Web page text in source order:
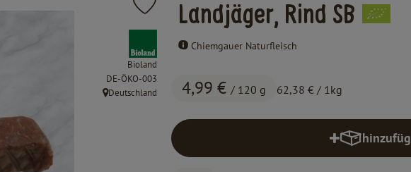
Landjäger, Rind SB
Chiemgauer Naturfleisch
4,99 € / 120 g 62,38 € / 1kg
Produkt zu Favouriten hinzufügen
Bioland
, Kontrollstelle:
DE-ÖKO-003
, Herkunft:
Deutschland